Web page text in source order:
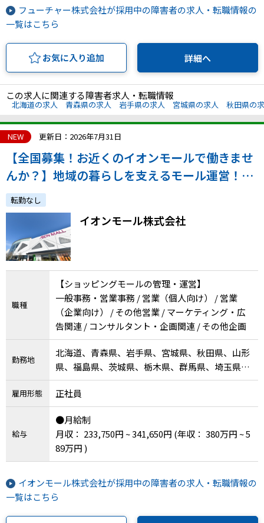
フューチャー株式会社が採用中の障害者の求人・転職情報の
一覧はこちら
お気に入り追加 詳細へ
この求人に関連する障害者求人・転職情報
北海道の求人 青森県の求人 岩手県の求人 宮城県の求人 秋田県の
NEW 更新日：2026年7月31日
【全国募集！お近くのイオンモールで働きませ
んか？】地域の暮らしを支えるモール運営！／
正社員採用／通院配慮あり
転勤なし
イオンモール株式会社
職種
【ショッピングモールの管理・運営】
一般事務・営業事務 / 営業（個人向け） / 営業
（企業向け） / その他営業 / マーケティング・広
告関連 / コンサルタント・企画関連 / その他企画
勤務地
北海道、青森県、岩手県、宮城県、秋田県、山形
県、福島県、茨城県、栃木県、群馬県、埼玉県、
千葉県、東京都、神奈川県、新潟県、富山県、石
川県、山梨県、長野県、岐阜県、静岡県、愛知
県、三重県、滋賀県、京都府、大阪府、兵庫県、
奈良県、和歌山県、鳥取県、岡山県、広島県、徳
島県、香川県、愛媛県、高知県、福岡県、大分
県、宮崎県
雇用形態 正社員
給与
●月給制
月収： 233,750円 ~ 341,650円 (年収： 380万円 ~ 5
89万円 )
イオンモール株式会社が採用中の障害者の求人・転職情報の
一覧はこちら